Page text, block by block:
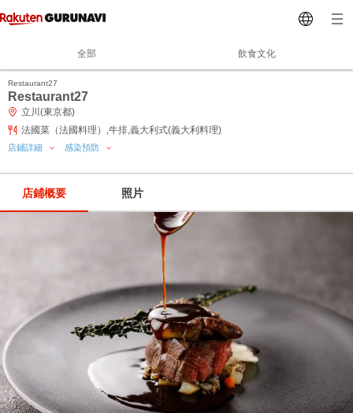
全部 飲食文化
Restaurant27
Restaurant27
立川(東京都)
法國菜（法國料理）,牛排,義大利式(義大利料理)
店鋪詳細 感染預防
店鋪概要 照片